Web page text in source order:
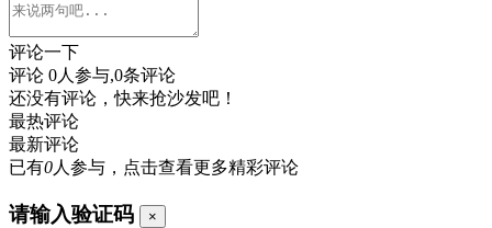
评论一下
评论 0人参与,0条评论
还没有评论，快来抢沙发吧！
最热评论
最新评论
已有0人参与，点击查看更多精彩评论
请输入验证码 ×